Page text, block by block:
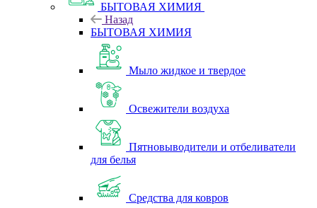
БЫТОВАЯ ХИМИЯ
Назад
БЫТОВАЯ ХИМИЯ
Мыло жидкое и твердое
Освежители воздуха
Пятновыводители и отбеливатели
для белья
Средства для ковров